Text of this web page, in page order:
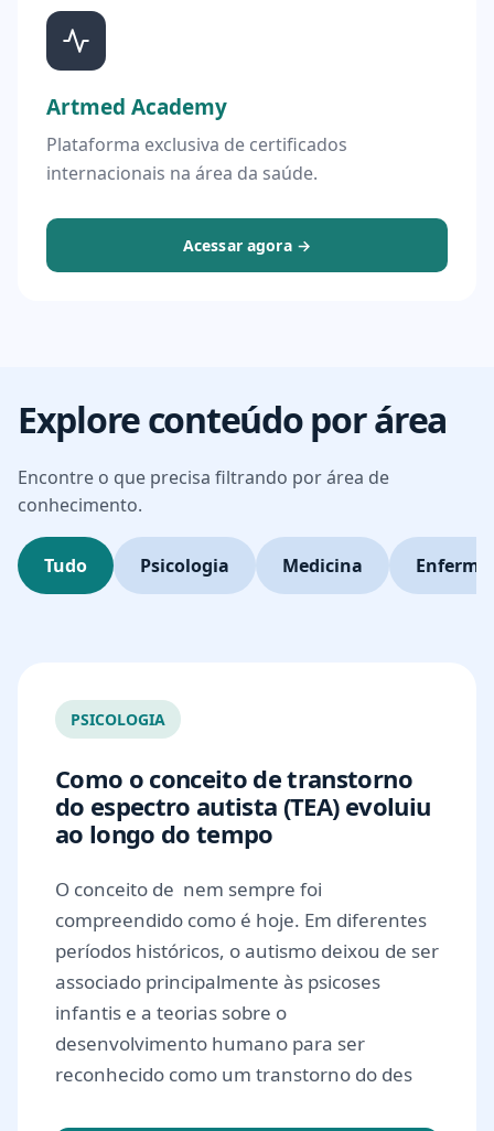
Artmed Academy
Plataforma exclusiva de certificados
internacionais na área da saúde.
Acessar agora →
Explore conteúdo por área
Encontre o que precisa filtrando por área de
conhecimento.
Tudo Psicologia Medicina
PSICOLOGIA
Como o conceito de transtorno
do espectro autista (TEA) evoluiu
ao longo do tempo
O conceito de nem sempre foi
compreendido como é hoje. Em diferentes
períodos históricos, o autismo deixou de ser
associado principalmente às psicoses
infantis e a teorias sobre o
desenvolvimento humano para ser
reconhecido como um transtorno do des